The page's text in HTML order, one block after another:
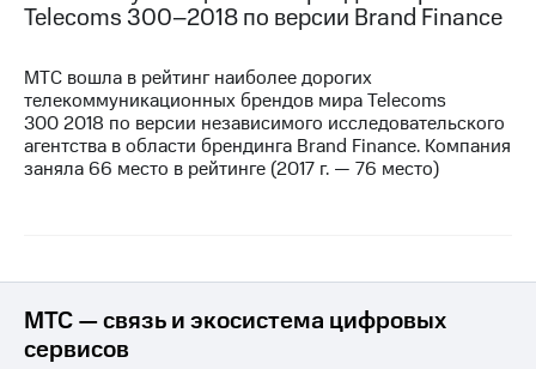
Telecoms300–2018по версии Brand Finance
МТС вошла в рейтинг наиболее дорогих
телекоммуникационных брендов мира Telecoms
300 2018 по версии независимого исследовательского
агентства в области брендинга Brand Finance. Компания
заняла 66 место в рейтинге (2017 г. — 76 место)
МТС — связь и экосистема цифровых
сервисов